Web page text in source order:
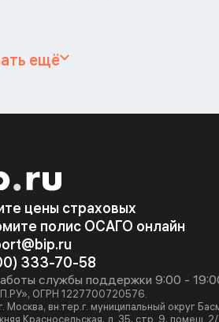
ещё
цены страховых
полис ОСАГО онлайн
333-70-58
службы поддержки 9:00 -
ОГРН 1227700720576.
Москва, вн.тер.г. муниципальный округ
Красносельская, д. 35, стр. 9, помещ.